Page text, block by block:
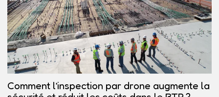
Comment l’inspection par drone augmente la